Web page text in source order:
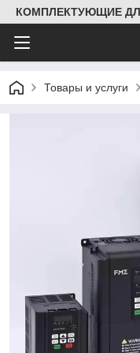
КОМПЛЕКТУЮЩИЕ
Товары и услуги